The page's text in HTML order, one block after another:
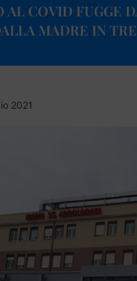
AL COVID FUGGE
MADRE IN
2021